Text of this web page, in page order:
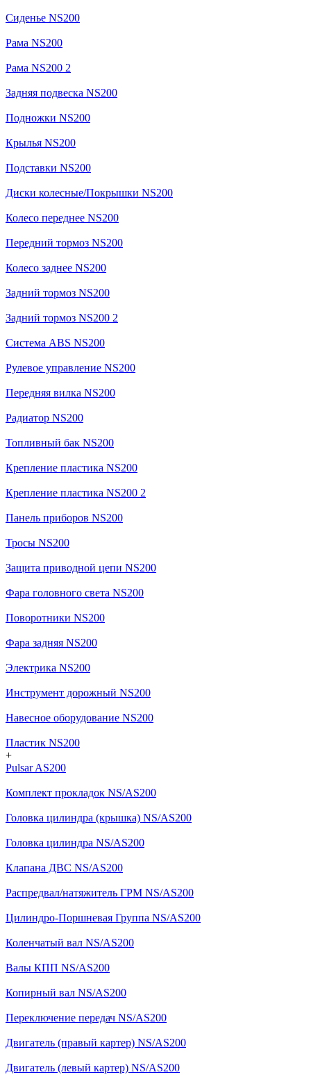
Сиденье NS200
Рама NS200
Рама NS200 2
Задняя подвеска NS200
Подножки NS200
Крылья NS200
Подставки NS200
Диски колесные/Покрышки NS200
Колесо переднее NS200
Передний тормоз NS200
Колесо заднее NS200
Задний тормоз NS200
Задний тормоз NS200 2
Система ABS NS200
Рулевое управление NS200
Передняя вилка NS200
Радиатор NS200
Топливный бак NS200
Крепление пластика NS200
Крепление пластика NS200 2
Панель приборов NS200
Тросы NS200
Защита приводной цепи NS200
Фара головного света NS200
Поворотники NS200
Фара задняя NS200
Электрика NS200
Инструмент дорожный NS200
Навесное оборудование NS200
Пластик NS200
+
Pulsar AS200
Комплект прокладок NS/AS200
Головка цилиндра (крышка) NS/AS200
Головка цилиндра NS/AS200
Клапана ДВС NS/AS200
Распредвал/натяжитель ГРМ NS/AS200
Цилиндро-Поршневая Группа NS/AS200
Коленчатый вал NS/AS200
Валы КПП NS/AS200
Копирный вал NS/AS200
Переключение передач NS/AS200
Двигатель (правый картер) NS/AS200
Двигатель (левый картер) NS/AS200